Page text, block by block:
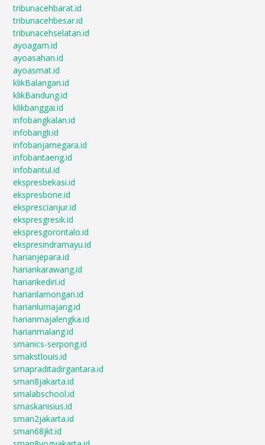
tribunacehbarat.id
tribunacehbesar.id
tribunacehselatan.id
ayoagam.id
ayoasahan.id
ayoasmat.id
klikBalangan.id
klikBandung.id
klikbanggai.id
infobangkalan.id
infobangli.id
infobanjarnegara.id
infobantaeng.id
infobantul.id
ekspresbekasi.id
ekspresbone.id
eksprescianjur.id
ekspresgresik.id
ekspresgorontalo.id
ekspresindramayu.id
harianjepara.id
hariankarawang.id
hariankediri.id
harianlamongan.id
harianlumajang.id
harianmajalengka.id
harianmalang.id
smanics-serpong.id
smakstlouis.id
smapraditadirgantara.id
sman8jakarta.id
smalabschool.id
smaskanisius.id
sman2jakarta.id
sman68jkt.id